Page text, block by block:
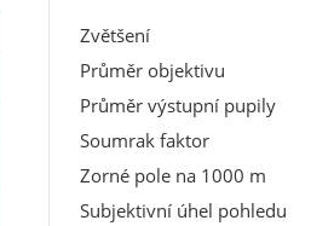
Zvětšení
Průměr objektivu
Průměr výstupní pupily
Soumrak faktor
Zorné pole na 1000 m
Subjektivní úhel pohledu